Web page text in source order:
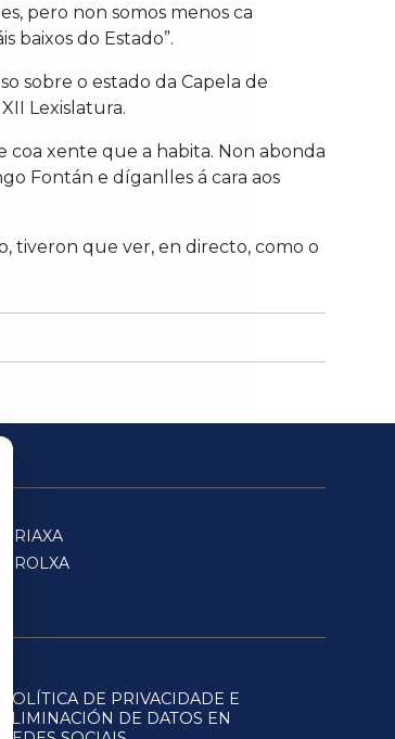
pero non somos menos ca
baixos do Estado”.
sobre o estado da Capela de
Lexislatura.
coa xente que a habita. Non abonda
Fontán e díganlles á cara aos
tiveron que ver, en directo, como o
POLÍTICA DE PRIVACIDADE E
ELIMINACIÓN DE DATOS EN